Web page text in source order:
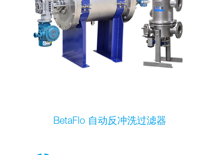
BetaFlo 自动反冲洗过滤器